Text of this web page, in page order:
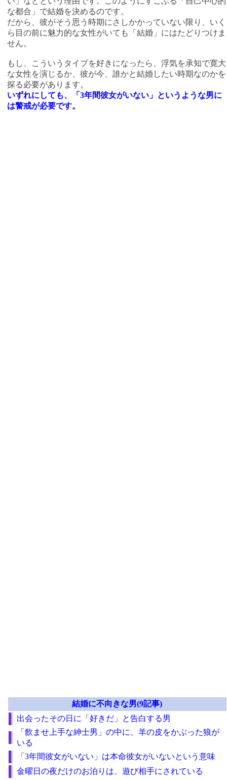
な都合」で結婚を決めるのです。
だから、彼がそう思う時期にさしかかっていない限り、いく
ら目の前に魅力的な女性がいても「結婚」にはたどりつけま
せん。
もし、こういうタイプを好きになったら、浮気を承知で寛大
な女性を演じるか、彼が今、誰かと結婚したい時期なのかを
探る必要があります。
いずれにしても、「3年間彼女がいない」というような男に
は警戒が必要です。
結婚に不向きな男(9記事)
出会ったその日に「好きだ」と告白する男
「飲ませ上手な紳士男」の中に、羊の皮をかぶった狼が
いる
「3年間彼女がいない」は本命彼女がいないという意味
金曜日の夜だけのお泊りは、遊び相手にされている